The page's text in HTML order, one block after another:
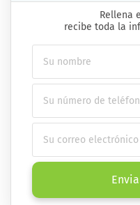
Rellena
recibe toda la